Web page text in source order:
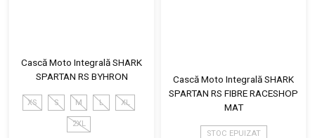
Cască Moto Integrală SHARK
SPARTAN RS BYHRON
XS S M L XL
2XL
Cască Moto Integrală SHARK
SPARTAN RS FIBRE RACESHOP
MAT
STOC EPUIZAT